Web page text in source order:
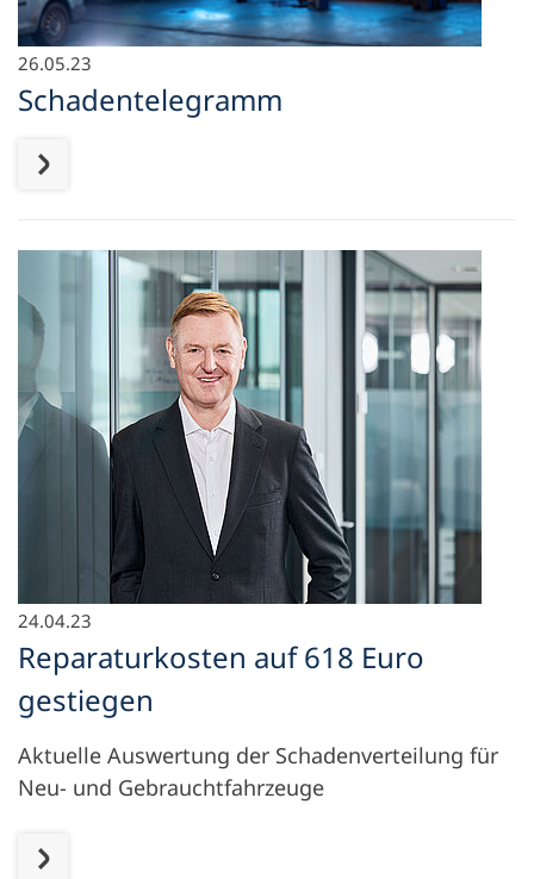
26.05.23
Schadentelegramm
24.04.23
Reparaturkosten auf 618 Euro
gestiegen
Aktuelle Auswertung der Schadenverteilung für
Neu- und Gebrauchtfahrzeuge